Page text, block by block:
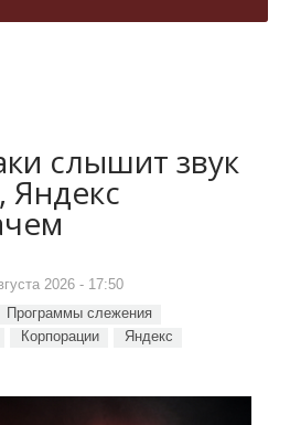
слышит звук
Яндекс
2026 - 17:50
Программы слежения
Корпорации Яндекс